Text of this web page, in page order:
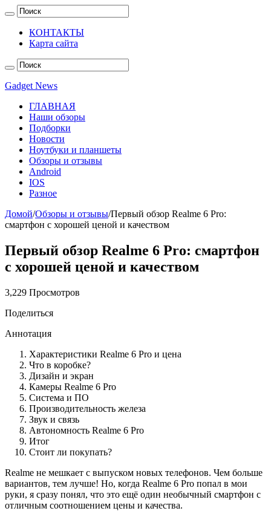
КОНТАКТЫ
Карта сайта
Gadget News
ГЛАВНАЯ
Наши обзоры
Подборки
Новости
Ноутбуки и планшеты
Обзоры и отзывы
Android
IOS
Разное
Домой/Обзоры и отзывы/Первый обзор Realme 6 Pro:
смартфон с хорошей ценой и качеством
Первый обзор Realme 6 Pro: смартфон
с хорошей ценой и качеством
3,229 Просмотров
Поделиться
Аннотация
Характеристики Realme 6 Pro и цена
Что в коробке?
Дизайн и экран
Камеры Realme 6 Pro
Система и ПО
Производительность железа
Звук и связь
Автономность Realme 6 Pro
Итог
Стоит ли покупать?
Realme не мешкает с выпуском новых телефонов. Чем больше
вариантов, тем лучше! Но, когда Realme 6 Pro попал в мои
руки, я сразу понял, что это ещё один необычный смартфон с
отличным соотношением цены и качества.